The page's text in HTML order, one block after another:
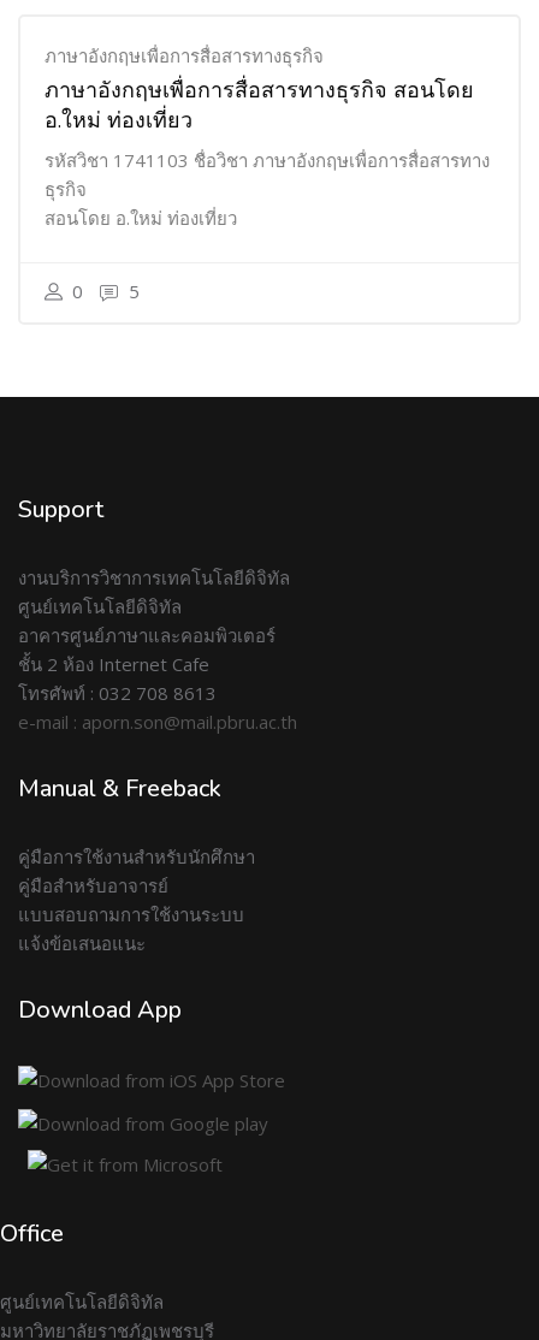
ภาษาอังกฤษเพื่อการสื่อสารทางธุรกิจ
ภาษาอังกฤษเพื่อการสื่อสารทางธุรกิจ สอนโดย
อ.ใหม่ ท่องเที่ยว
รหัสวิชา 1741103 ชื่อวิชา ภาษาอังกฤษเพื่อการสื่อสารทาง
ธุรกิจ
สอนโดย อ.ใหม่ ท่องเที่ยว
0 5
Support
งานบริการวิชาการเทคโนโลยีดิจิทัล
ศูนย์เทคโนโลยีดิจิทัล
อาคารศูนย์ภาษาและคอมพิวเตอร์
ชั้น 2 ห้อง Internet Cafe
โทรศัพท์ : 032 708 8613
e-mail : aporn.son@mail.pbru.ac.th
Manual & Freeback
คู่มือการใช้งานสำหรับนักศึกษา
คู่มือสำหรับอาจารย์
แบบสอบถามการใช้งานระบบ
แจ้งข้อเสนอแนะ
Download App
Office
ศูนย์เทคโนโลยีดิจิทัล
มหาวิทยาลัยราชภัฏเพชรบุรี